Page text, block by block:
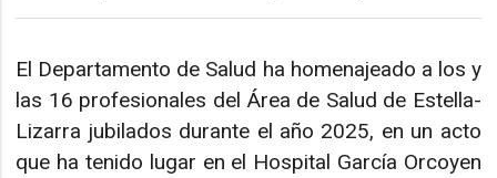
El Departamento de Salud ha homenajeado a los y
las 16 profesionales del Área de Salud de Estella-
Lizarra jubilados durante el año 2025, en un acto
que ha tenido lugar en el Hospital García Orcoyen